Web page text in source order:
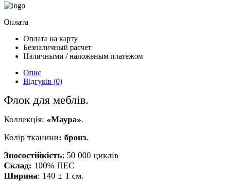
Оплата
Оплата на карту
Безналичный расчет
Наличными / наложеным платежом
Опис
Відгуків (0)
Флок для меблів.
Коллекція: «Маура».
Колір тканини: бронз.
Зносостійкість: 50 000 циклів
Склад: 100% ПЕС
Ширина: 140 ± 1 см.